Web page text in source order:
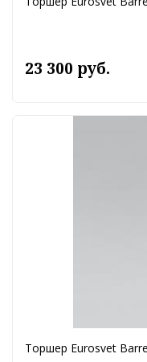
23 300 руб.
Торшер Eurosvet